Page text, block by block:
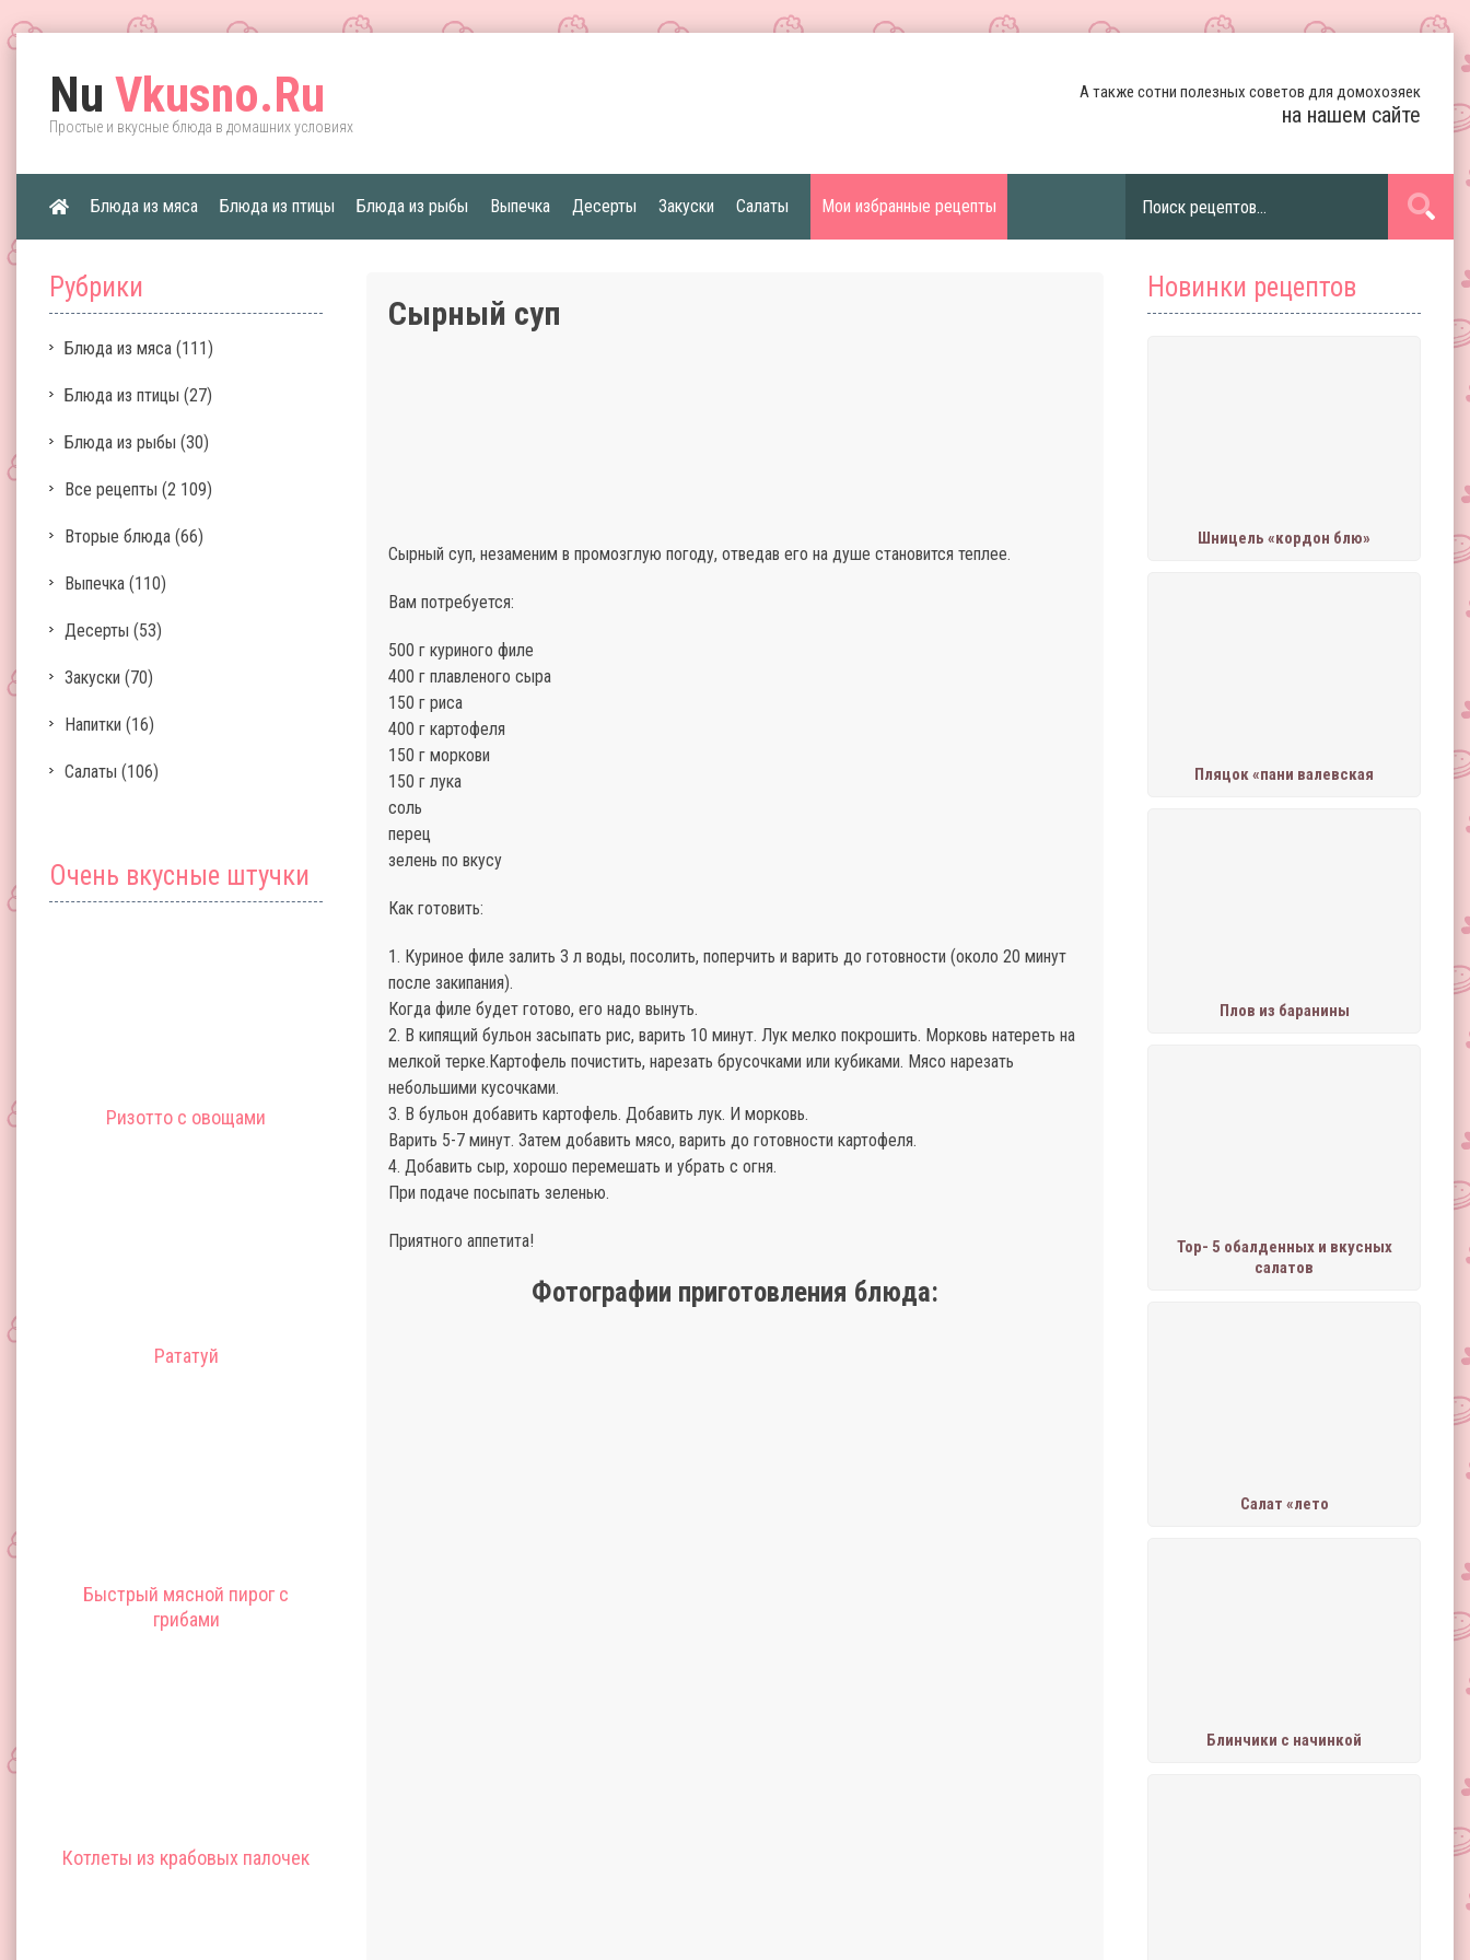
Nu Vkusno.Ru
Простые и вкусные блюда в домашних условиях
А также сотни полезных советов для домохозяек
на нашем сайте
Блюда из мяса Блюда из птицы Блюда из рыбы Выпечка Десерты Закуски Салаты Мои избранные рецепты
Рубрики
Блюда из мяса (111)
Блюда из птицы (27)
Блюда из рыбы (30)
Все рецепты (2 109)
Вторые блюда (66)
Выпечка (110)
Десерты (53)
Закуски (70)
Напитки (16)
Салаты (106)
Очень вкусные штучки
Ризотто с овощами
Рататуй
Быстрый мясной пирог с
грибами
Котлеты из крабовых палочек
Новинки рецептов
Шницель «кордон блю»
Пляцок «пани валевская
Плов из баранины
Тор- 5 обалденных и вкусных
салатов
Салат «лето
Блинчики с начинкой
Сырный суп
Сырный суп, незаменим в промозглую погоду, отведав его на душе становится теплее.
Вам потребуется:
500 г куриного филе
400 г плавленого сыра
150 г риса
400 г картофеля
150 г моркови
150 г лука
соль
перец
зелень по вкусу
Как готовить:
1. Куриное филе залить 3 л воды, посолить, поперчить и варить до готовности (около 20 минут
после закипания).
Когда филе будет готово, его надо вынуть.
2. В кипящий бульон засыпать рис, варить 10 минут. Лук мелко покрошить. Морковь натереть на
мелкой терке.Картофель почистить, нарезать брусочками или кубиками. Мясо нарезать
небольшими кусочками.
3. В бульон добавить картофель. Добавить лук. И морковь.
Варить 5-7 минут. Затем добавить мясо, варить до готовности картофеля.
4. Добавить сыр, хорошо перемешать и убрать с огня.
При подаче посыпать зеленью.
Приятного аппетита!
Фотографии приготовления блюда: